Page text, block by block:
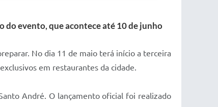
do evento, que acontece até 10 de junho
No dia 11 de maio terá início a terceira
em restaurantes da cidade.
André. O lançamento oficial foi realizado